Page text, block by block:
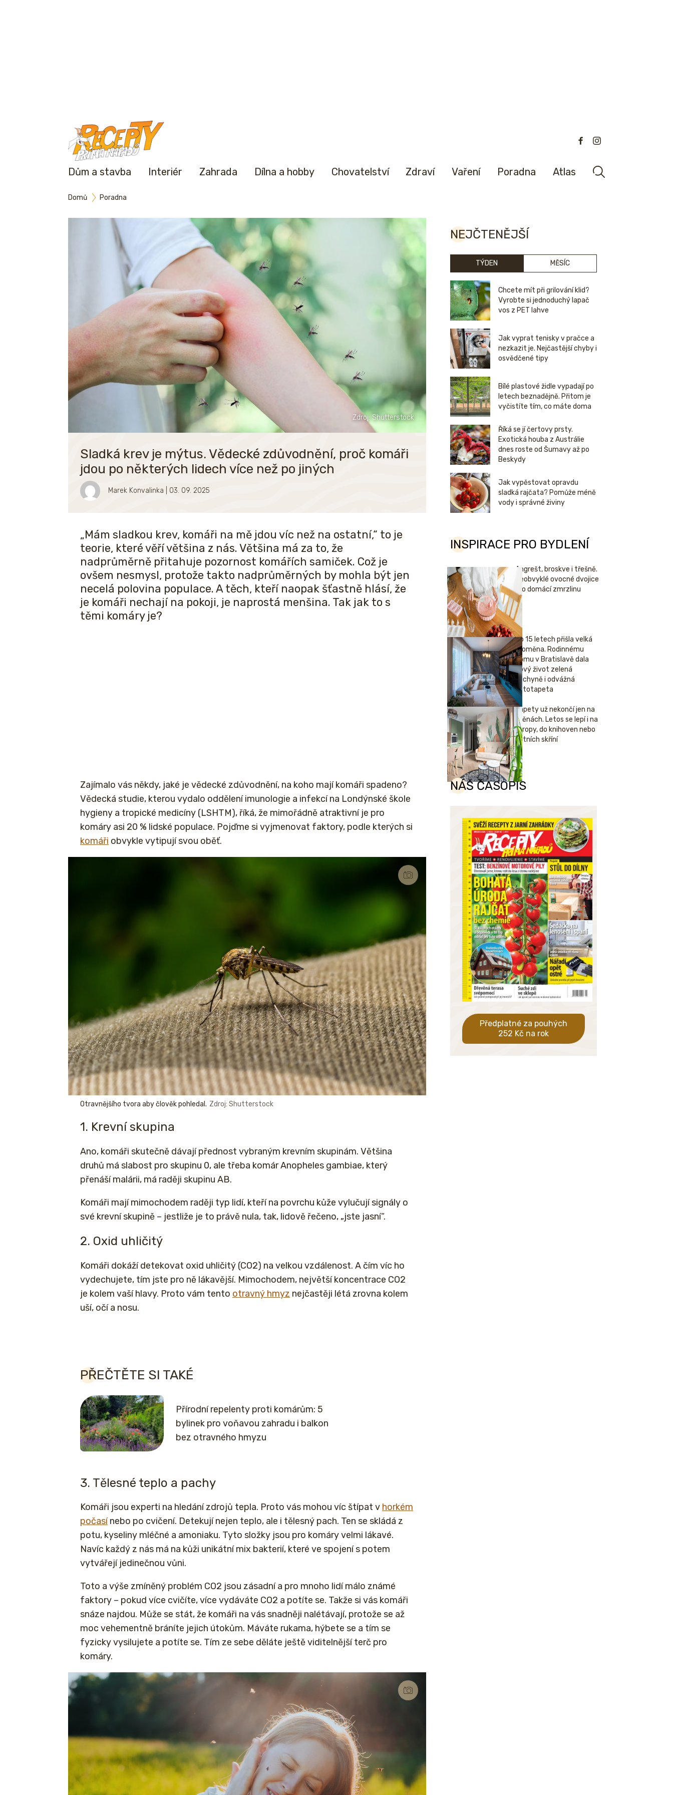
Dům a stavba Interiér Zahrada Dílna a hobby Chovatelství Zdraví Vaření Poradna Atlas
Domů Poradna
Zdroj: Shutterstock
Sladká krev je mýtus. Vědecké zdůvodnění, proč komáři
jdou po některých lidech více než po jiných
Marek Konvalinka | 03. 09. 2025
„Mám sladkou krev, komáři na mě jdou víc než na ostatní,“ to je
teorie, které věří většina z nás. Většina má za to, že
nadprůměrně přitahuje pozornost komářích samiček. Což je
ovšem nesmysl, protože takto nadprůměrných by mohla být jen
necelá polovina populace. A těch, kteří naopak šťastně hlásí, že
je komáři nechají na pokoji, je naprostá menšina. Tak jak to s
těmi komáry je?
Zajímalo vás někdy, jaké je vědecké zdůvodnění, na koho mají komáři spadeno?
Vědecká studie, kterou vydalo oddělení imunologie a infekcí na Londýnské škole
hygieny a tropické medicíny (LSHTM), říká, že mimořádně atraktivní je pro
komáry asi 20 % lidské populace. Pojďme si vyjmenovat faktory, podle kterých si
komáři obvykle vytipují svou oběť.
Otravnějšího tvora aby člověk pohledal. Zdroj: Shutterstock
1. Krevní skupina
Ano, komáři skutečně dávají přednost vybraným krevním skupinám. Většina
druhů má slabost pro skupinu 0, ale třeba komár Anopheles gambiae, který
přenáší malárii, má raději skupinu AB.
Komáři mají mimochodem raději typ lidí, kteří na povrchu kůže vylučují signály o
své krevní skupině – jestliže je to právě nula, tak, lidově řečeno, „jste jasní“.
2. Oxid uhličitý
Komáři dokáží detekovat oxid uhličitý (CO2) na velkou vzdálenost. A čím víc ho
vydechujete, tím jste pro ně lákavější. Mimochodem, největší koncentrace CO2
je kolem vaší hlavy. Proto vám tento otravný hmyz nejčastěji létá zrovna kolem
uší, očí a nosu.
PŘEČTĚTE SI TAKÉ
Přírodní repelenty proti komárům: 5
bylinek pro voňavou zahradu i balkon
bez otravného hmyzu
3. Tělesné teplo a pachy
Komáři jsou experti na hledání zdrojů tepla. Proto vás mohou víc štípat v horkém
počasínebo po cvičení. Detekují nejen teplo, ale i tělesný pach. Ten se skládá z
potu, kyseliny mléčné a amoniaku. Tyto složky jsou pro komáry velmi lákavé.
Navíc každý z nás má na kůži unikátní mix bakterií, které ve spojení s potem
vytvářejí jedinečnou vůni.
Toto a výše zmíněný problém CO2 jsou zásadní a pro mnoho lidí málo známé
faktory – pokud více cvičíte, více vydáváte CO2 a potíte se. Takže si vás komáři
snáze najdou. Může se stát, že komáři na vás snadněji nalétávají, protože se až
moc vehementně bráníte jejich útokům. Máváte rukama, hýbete se a tím se
fyzicky vysilujete a potíte se. Tím ze sebe děláte ještě viditelnější terč pro
komáry.
NEJČTENĚJŠÍ
TÝDEN MĚSÍC
Chcete mít při grilování klid?
Vyrobte si jednoduchý lapač
vos z PET lahve
Jak vyprat tenisky v pračce a
nezkazit je. Nejčastější chyby i
osvědčené tipy
Bílé plastové židle vypadají po
letech beznadějně. Přitom je
vyčistíte tím, co máte doma
Říká se jí čertovy prsty.
Exotická houba z Austrálie
dnes roste od Šumavy až po
Beskydy
Jak vypěstovat opravdu
sladká rajčata? Pomůže méně
vody i správné živiny
INSPIRACE PRO BYDLENÍ
Angrešt, broskve i třešně.
Neobvyklé ovocné dvojice
pro domácí zmrzlinu
Po 15 letech přišla velká
proměna. Rodinnému
domu v Bratislavě dala
nový život zelená
kuchyně i odvážná
fototapeta
Tapety už nekončí jen na
stěnách. Letos se lepí i na
stropy, do knihoven nebo
šatních skříní
NÁŠ ČASOPIS
Předplatné za pouhých
252 Kč na rok